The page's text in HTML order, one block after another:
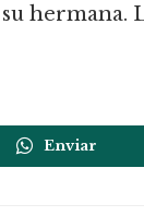
hermana.
Enviar